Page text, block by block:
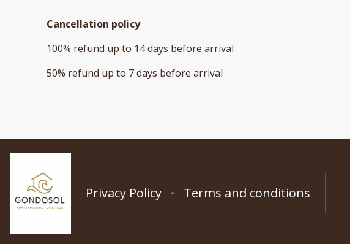
Cancellation policy
100% refund up to 14 days before arrival
50% refund up to 7 days before arrival
Privacy Policy Terms and conditions